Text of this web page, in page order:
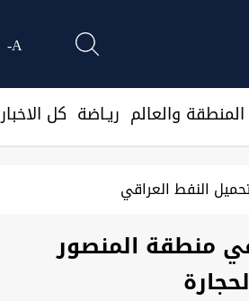
A-
المنطقة والعالم ريـاضة كل الاخبار
منطقة المنصور